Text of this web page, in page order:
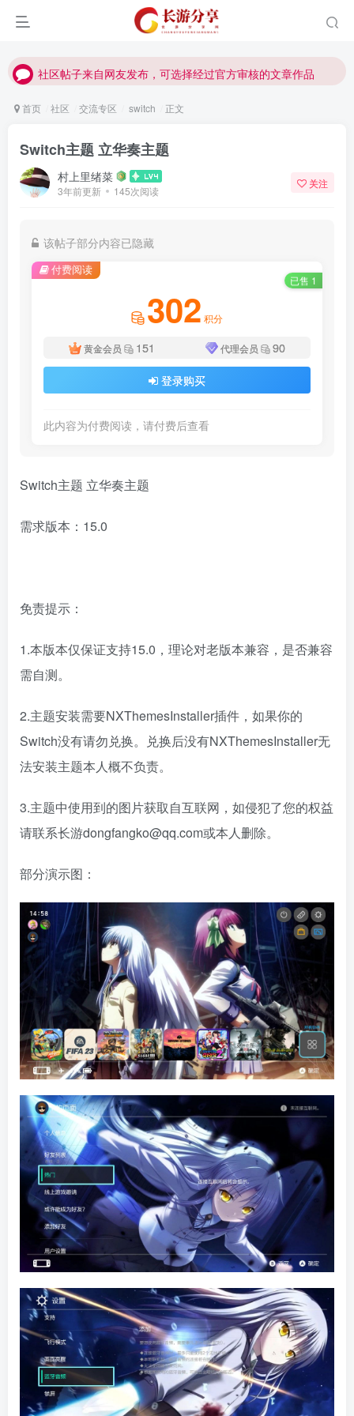
社区帖子来自网友发布，可选择经过官方审核的文章作品
社区帖子来自网友发布，可选择经过官方审核的文章作品
首页 社区 交流专区 switch 正文
Switch主题 立华奏主题
村上里绪菜
3年前更新 145次阅读
关注
该帖子部分内容已隐藏
付费阅读
已售 1
302 积分
黄金会员 151 代理会员 90
登录购买
此内容为付费阅读，请付费后查看
Switch主题 立华奏主题
需求版本：15.0
免责提示：
1.本版本仅保证支持15.0，理论对老版本兼容，是否兼容
需自测。
2.主题安装需要NXThemesInstaller插件，如果你的
Switch没有请勿兑换。兑换后没有NXThemesInstaller无
法安装主题本人概不负责。
3.主题中使用到的图片获取自互联网，如侵犯了您的权益
请联系长游dongfangko@qq.com或本人删除。
部分演示图：